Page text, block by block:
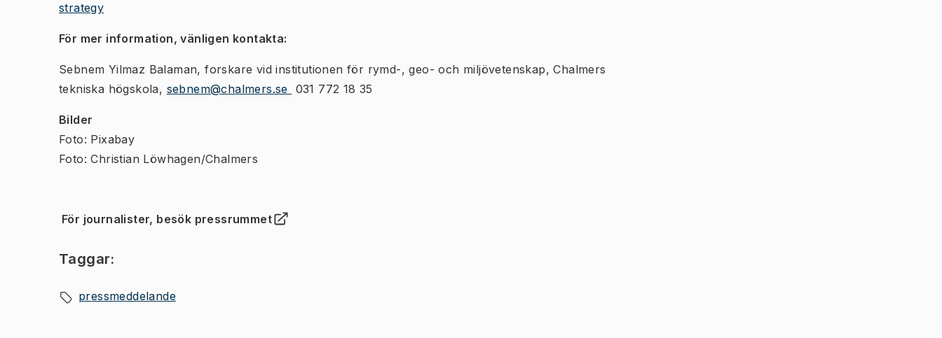
strategy
För mer information, vänligen kontakta:
Sebnem Yilmaz Balaman, forskare vid institutionen för rymd-, geo- och miljövetenskap, Chalmers
tekniska högskola, sebnem@chalmers.se 031 772 18 35
Bilder
Foto: Pixabay
Foto: Christian Löwhagen/Chalmers
För journalister, besök pressrummet
( Öppnas i ny flik )
Taggar:
pressmeddelande